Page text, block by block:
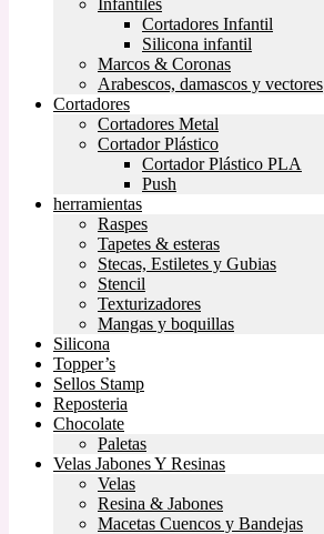
Infantiles
Cortadores Infantil
Silicona infantil
Marcos & Coronas
Arabescos, damascos y vectores
Cortadores
Cortadores Metal
Cortador Plástico
Cortador Plástico PLA
Push
herramientas
Raspes
Tapetes & esteras
Stecas, Estiletes y Gubias
Stencil
Texturizadores
Mangas y boquillas
Silicona
Topper’s
Sellos Stamp
Reposteria
Chocolate
Paletas
Velas Jabones Y Resinas
Velas
Resina & Jabones
Macetas Cuencos y Bandejas